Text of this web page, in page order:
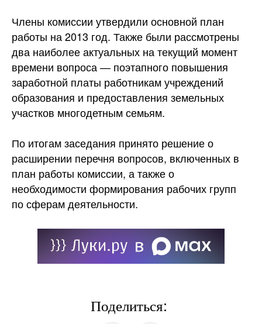
Члены комиссии утвердили основной план
работы на 2013 год. Также были рассмотрены
два наиболее актуальных на текущий момент
времени вопроса — поэтапного повышения
заработной платы работникам учреждений
образования и предоставления земельных
участков многодетным семьям.
По итогам заседания принято решение о
расширении перечня вопросов, включенных в
план работы комиссии, а также о
необходимости формирования рабочих групп
по сферам деятельности.
Поделиться: